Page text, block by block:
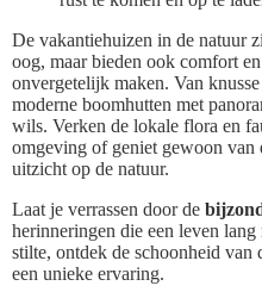
De vakantiehuizen in de natuur
oog, maar bieden ook comfort
onvergetelijk maken. Van
moderne boomhutten met
wils. Verken de lokale flora en
omgeving of geniet gewoon van
uitzicht op de natuur.
Laat je verrassen door de
herinneringen die een leven
stilte, ontdek de schoonheid
een unieke ervaring.